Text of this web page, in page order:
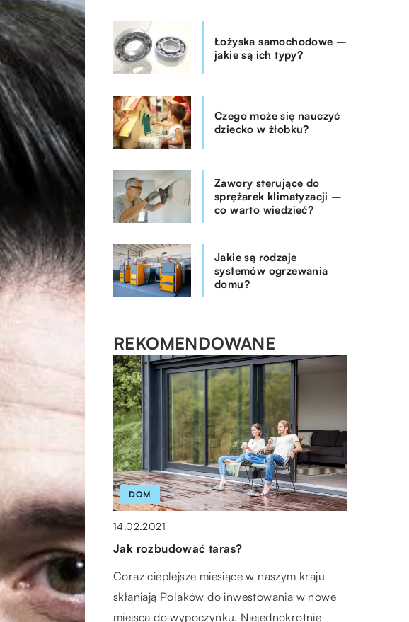
Łożyska samochodowe –
jakie są ich typy?
Czego może się nauczyć
dziecko w żłobku?
Zawory sterujące do
sprężarek klimatyzacji –
co warto wiedzieć?
Jakie są rodzaje
systemów ogrzewania
domu?
REKOMENDOWANE
ZDROWIE
03.08.2022
Dlaczego warto badać poziom FT4?
Wolna T4 (FT4) to ilość hormonu tarczycy,
która nie jest związana z białkami we krwi.
Wolna T4 jest uważana za […]
DOM
14.02.2021
Jak rozbudować taras?
Coraz cieplejsze miesiące w naszym kraju
skłaniają Polaków do inwestowania w nowe
miejsca do wypoczynku. Niejednokrotnie
TECHNOLOGIA
się przed oczami człowiek ubrany w zielony
albo brązowy strój, koniecznie z kapeluszem